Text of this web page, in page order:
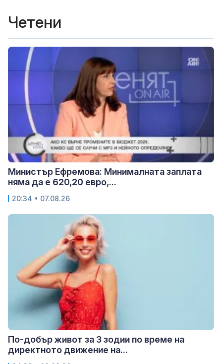
Четени
Министър Ефремова: Минималната заплата
няма да е 620,20 евро,...
20:34 • 07.08.26
По-добър живот за 3 зодии по време на
директното движение на...